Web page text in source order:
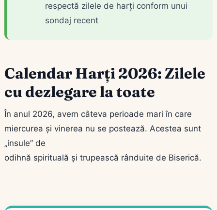
respectă zilele de harți conform unui
sondaj recent
Calendar Harți 2026: Zilele
cu dezlegare la toate
În anul 2026, avem câteva perioade mari în care
miercurea și vinerea nu se postează. Acestea sunt
„insule” de
odihnă spirituală și trupească rânduite de Biserică.